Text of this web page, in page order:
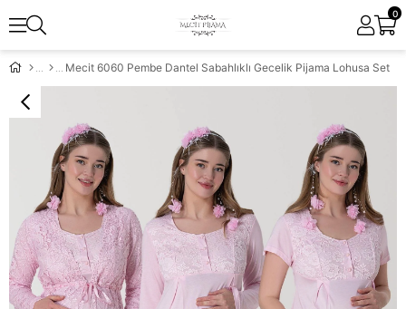
0
Mecit 6060 Pembe Dantel Sabahlıklı Gecelik Pijama Lohusa Set